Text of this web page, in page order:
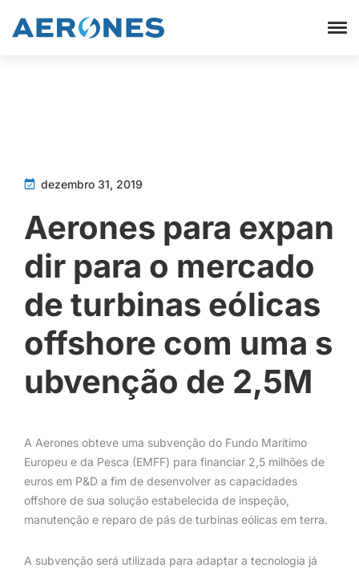
dezembro 31, 2019
Aerones para expan
dir para o mercado
de turbinas eólicas
offshore com uma s
ubvenção de 2,5M
A Aerones obteve uma subvenção do Fundo Marítimo
Europeu e da Pesca (EMFF) para financiar 2,5 milhões de
euros em P&D a fim de desenvolver as capacidades
offshore de sua solução estabelecida de inspeção,
manutenção e reparo de pás de turbinas eólicas em terra.
A subvenção será utilizada para adaptar a tecnologia já